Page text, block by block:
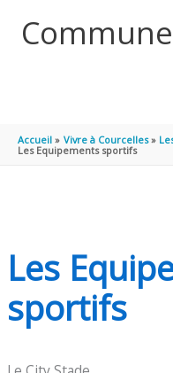
Accueil Vivre à Courcelles
Les Equipements sportifs
Les
sportifs